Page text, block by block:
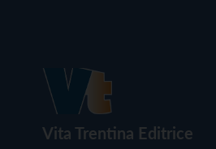
Vita Trentina Editrice